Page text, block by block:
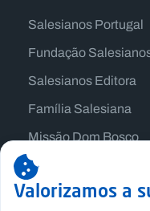
Salesianos Portugal
Fundação
Salesianos Editora
Família Salesiana
Missão Dom Bosco
Jogos Nacionais
Valorizamos a